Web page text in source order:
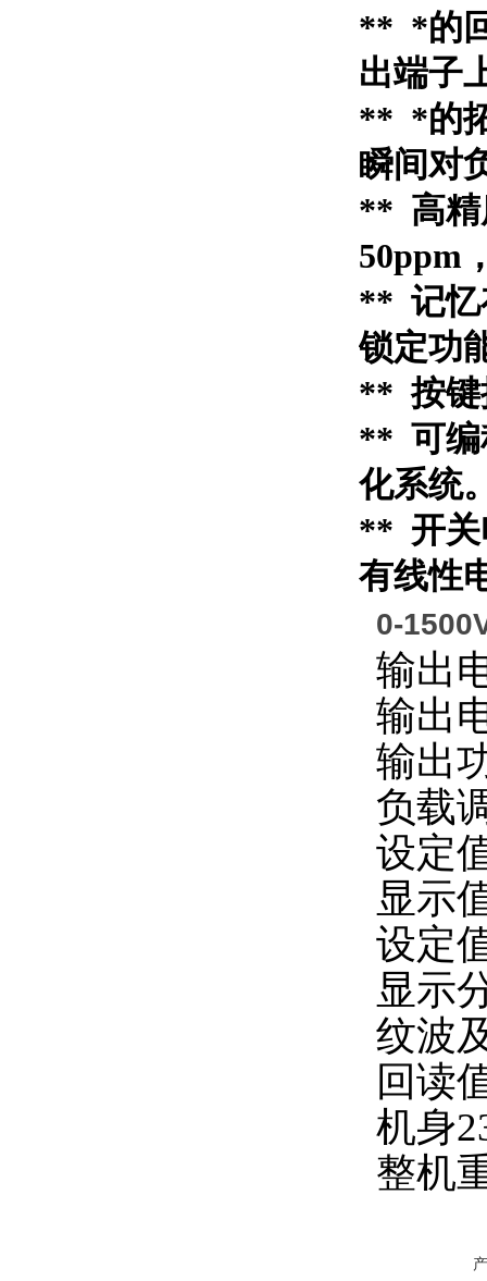
** *的
出端子
** *的
瞬间对
** 高精
50ppm
** 记忆
锁定功
** 按键
** 可编
化系统
** 开关
有线性
0-
输出
输出
输出
负载
设定
显示
设定
显示
纹波
回读
机身
整机